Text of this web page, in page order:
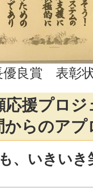
優良賞 表彰
応援プロ
からのア
、いきいき